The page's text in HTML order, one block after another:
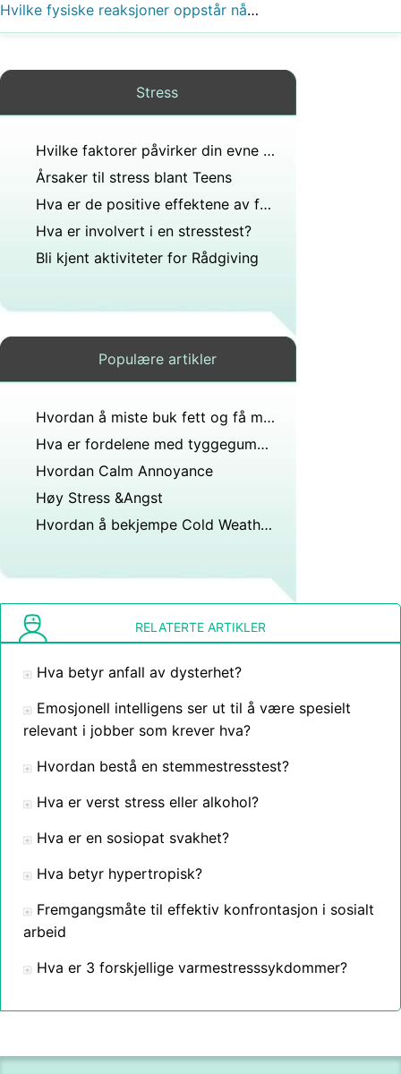
Hvilke fysiske reaksjoner oppstår når stresshormoner frigjøres i blodet?
Stress
Hvilke faktorer påvirker din evne til å takle stress?
Årsaker til stress blant Teens
Hva er de positive effektene av følelser på helsen?
Hva er involvert i en stresstest?
Bli kjent aktiviteter for Rådgiving
Populære artikler
Hvordan å miste buk fett og få massiv Abs
Hva er fordelene med tyggegummi for stress ?
Hvordan Calm Annoyance
Høy Stress &Angst
Hvordan å bekjempe Cold Weather Blues
RELATERTE ARTIKLER
Hva betyr anfall av dysterhet?
Emosjonell intelligens ser ut til å være spesielt
relevant i jobber som krever hva?
Hvordan bestå en stemmestresstest?
Hva er verst stress eller alkohol?
Hva er en sosiopat svakhet?
Hva betyr hypertropisk?
Fremgangsmåte til effektiv konfrontasjon i sosialt
arbeid
Hva er 3 forskjellige varmestresssykdommer?